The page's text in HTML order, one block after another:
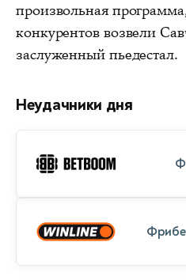
произвольная
конкурентов возвели
заслуженный пьедестал.
Неудачники дня